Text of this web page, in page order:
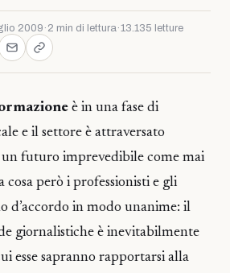
2009 · 2 min di lettura·13.135 letture
è in una fase di
e il settore è attraversato
un futuro imprevedibile come mai
cosa però i professionisti e gli
d’accordo in modo unanime: il
giornalistiche è inevitabilmente
esse sapranno rapportarsi alla